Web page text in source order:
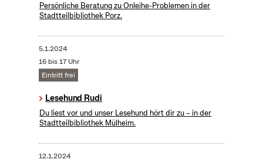
Persönliche Beratung zu Onleihe-Problemen in der
Stadtteilbibliothek Porz.
5.1.2024
16 bis 17 Uhr
Eintritt frei
Lesehund Rudi
Du liest vor und unser Lesehund hört dir zu – in der
Stadtteilbibliothek Mülheim.
12.1.2024